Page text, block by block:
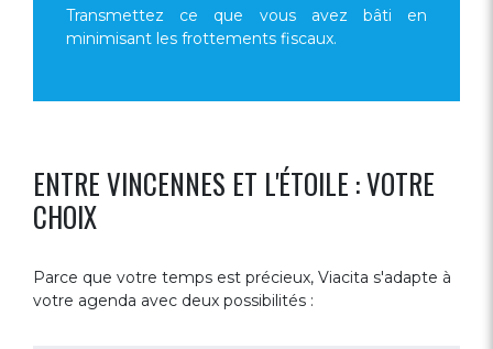
Transmettez ce que vous avez bâti en
minimisant les frottements fiscaux.
ENTRE VINCENNES ET L'ÉTOILE : VOTRE
CHOIX
Parce que votre temps est précieux, Viacita s'adapte à
votre agenda avec deux possibilités :